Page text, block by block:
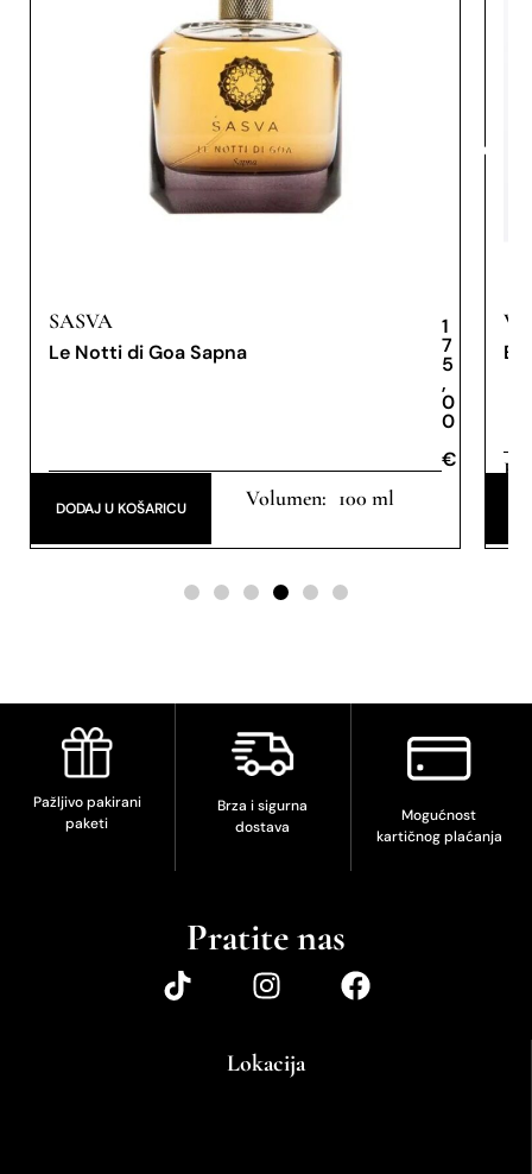
SASVA
Le Notti di Goa Sapna
1
7
5
,
0
0
€
100 ml
DODAJ U KOŠARICU
Pažljivo pakirani
paketi
Brza i sigurna
dostava
Mogućnost
kartičnog plaćanja
Pratite nas
Lokacija